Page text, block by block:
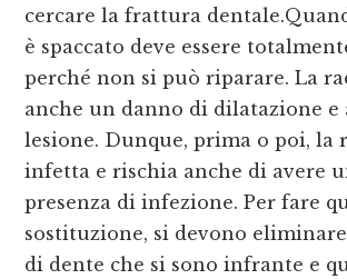
cercare la frattura
è spaccato deve essere
perché non si può riparare. La
anche un danno di dilatazione e
lesione. Dunque, prima o poi, la
infetta e rischia anche di avere
presenza di infezione. Per fare
sostituzione, si devono eliminare
di dente che si sono infrante e